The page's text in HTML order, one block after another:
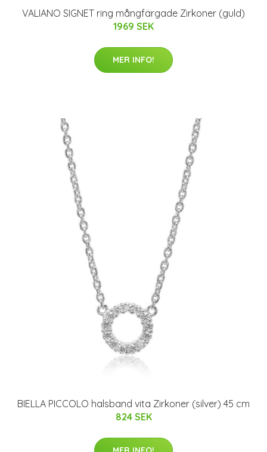
VALIANO SIGNET ring mångfärgade Zirkoner (guld)
1969 SEK
MER INFO!
BIELLA PICCOLO halsband vita Zirkoner (silver) 45 cm
824 SEK